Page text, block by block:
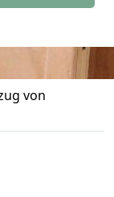
von